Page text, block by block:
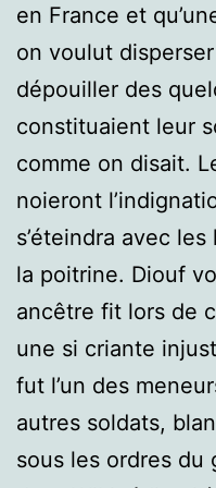
en France et
on voulut
dépouiller des
constituaient leur
comme on disait.
noieront
s’éteindra avec
la poitrine. Diouf
ancêtre fit lors de
une si criante
fut l’un des
autres soldats,
sous les ordres du